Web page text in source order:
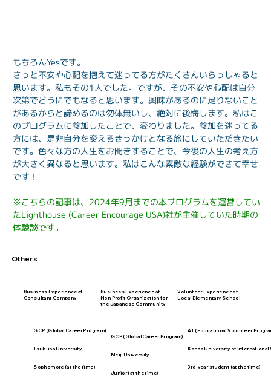
もちろんYesです。
きっと不安や心配を抱えて迷ってる方がたくさんいらっしゃると
思います。私もその1人でした。ですが、その不安や心配は自分
次第でどうにでもなると思います。興味があるのに足りないこと
があるからと諦めるのは勿体無いし、絶対に後悔します。私はこ
のプログラムに参加したことで、変わりました。参加を迷ってる
方には、是非自分を変えるきっかけとなる旅にしていただきたい
です。色々な方の人生をお聞きすることで、今後の人生の考え方
が大きく異なると思います。私はこんな素敵な経験ができて幸せ
です！
※こちらの記事は、2024年9月までの本プログラムを運営してい
たLighthouse (Career Encourage USA)社が主催していた時期の
体験談です。
Others
Business Experience at
Consultant Company
GCP (Global Career Program)
Tsukuba University
Sophomore (at the time)
Business Experience at
Non Profit Organization for
the Japanese Community
GCP (Global Career Program)
Meiji University
Junior (at the time)
Volunteer Experience at
Local Elementary School
AT (Educational Volunteer
Kanda University of International
3rd-year student (at the time)